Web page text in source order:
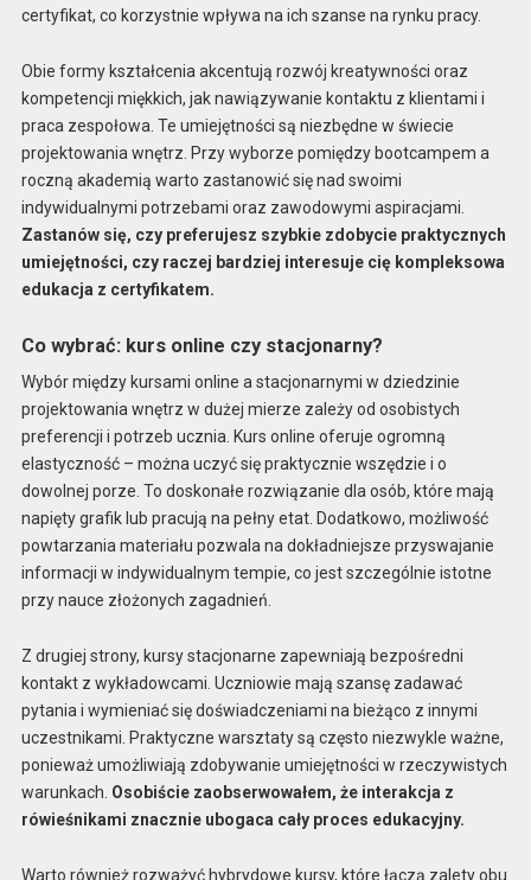
certyfikat, co korzystnie wpływa na ich szanse na rynku pracy.
Obie formy kształcenia akcentują rozwój kreatywności oraz
kompetencji miękkich, jak nawiązywanie kontaktu z klientami i
praca zespołowa. Te umiejętności są niezbędne w świecie
projektowania wnętrz. Przy wyborze pomiędzy bootcampem a
roczną akademią warto zastanowić się nad swoimi
indywidualnymi potrzebami oraz zawodowymi aspiracjami.
Zastanów się, czy preferujesz szybkie zdobycie praktycznych
umiejętności, czy raczej bardziej interesuje cię kompleksowa
edukacja z certyfikatem.
Co wybrać: kurs online czy stacjonarny?
Wybór między kursami online a stacjonarnymi w dziedzinie
projektowania wnętrz w dużej mierze zależy od osobistych
preferencji i potrzeb ucznia. Kurs online oferuje ogromną
elastyczność – można uczyć się praktycznie wszędzie i o
dowolnej porze. To doskonałe rozwiązanie dla osób, które mają
napięty grafik lub pracują na pełny etat. Dodatkowo, możliwość
powtarzania materiału pozwala na dokładniejsze przyswajanie
informacji w indywidualnym tempie, co jest szczególnie istotne
przy nauce złożonych zagadnień.
Z drugiej strony, kursy stacjonarne zapewniają bezpośredni
kontakt z wykładowcami. Uczniowie mają szansę zadawać
pytania i wymieniać się doświadczeniami na bieżąco z innymi
uczestnikami. Praktyczne warsztaty są często niezwykle ważne,
ponieważ umożliwiają zdobywanie umiejętności w rzeczywistych
warunkach. Osobiście zaobserwowałem, że interakcja z
rówieśnikami znacznie ubogaca cały proces edukacyjny.
Warto również rozważyć hybrydowe kursy, które łączą zalety obu